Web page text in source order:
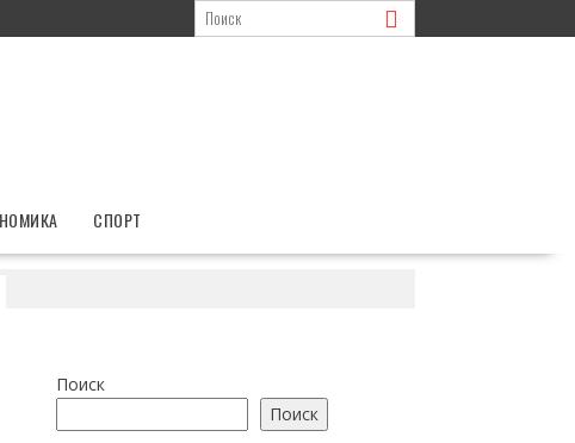
СПОРТ
Поиск
Поиск